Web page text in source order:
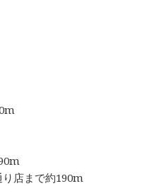
店まで約190m